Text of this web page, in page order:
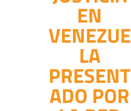
EN
VENEZUE
LA
PRESENT
ADO POR